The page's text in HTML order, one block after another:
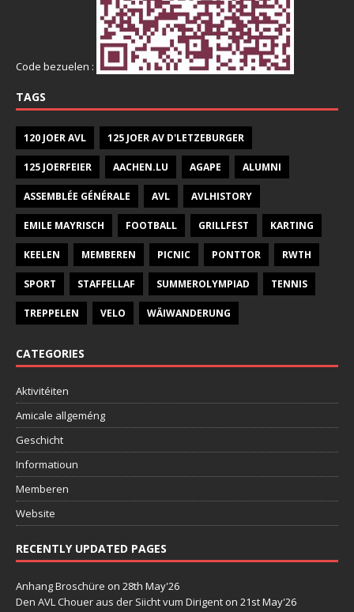
Code bezuelen :
TAGS
120 JOER AVL 125 JOER AV D'LETZEBURGER
125 JOERFEIER AACHEN.LU AGAPE ALUMNI
ASSEMBLÉE GÉNÉRALE AVL AVLHISTORY
EMILE MAYRISCH FOOTBALL GRILLFEST KARTING
KEELEN MEMBEREN PICNIC PONTTOR RWTH
SPORT STAFFELLAF SUMMEROLYMPIAD TENNIS
TREPPELEN VELO WÄIWANDERUNG
CATEGORIES
Aktivitéiten
Amicale allgeméng
Geschicht
Informatioun
Memberen
Website
RECENTLY UPDATED PAGES
Anhang Broschüre on 28th May'26
Den AVL Chouer aus der Siicht vum Dirigent on 21st May'26